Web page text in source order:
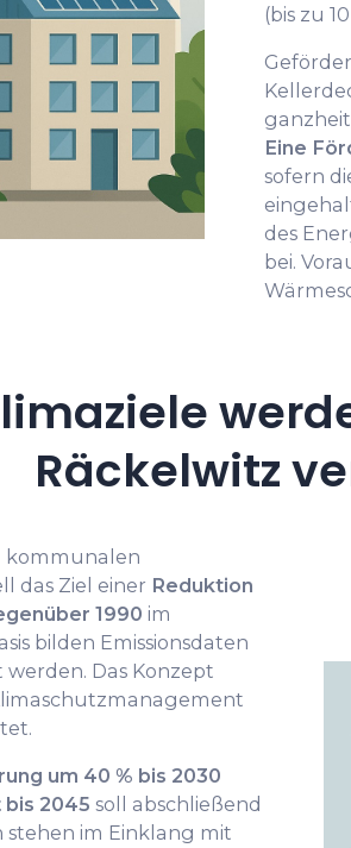
(bis zu
Eine
sofern
des
bei.
Räckelwitz
kommunalen
das Ziel einer Reduktion
1990 im
bilden Emissionsdaten
Das Konzept
um 40 % bis 2030
2045 soll abschließend
stehen im Einklang mit